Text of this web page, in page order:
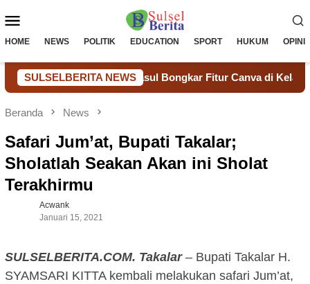
ke
Mobile
HOME NEWS POLITIK EDUCATION SPORT HUKUM OPINI
SULSELBERITA NEWS
Nur Rasul Bongkar Fitur Canva di Kelas Eksklusif
Beranda News
Safari Jum’at, Bupati Takalar;
Sholatlah Seakan Akan ini Sholat
Terakhirmu
Acwank
Januari 15, 2021
SULSELBERITA.COM. Takalar– Bupati Takalar H.
SYAMSARI KITTA kembali melakukan safari Jum’at,